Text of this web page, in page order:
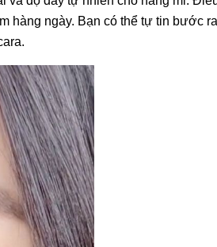
hàng ngày. Bạn có thể tự tin bước
DỤNG CỤ NỐI MI TRỌN
-6%